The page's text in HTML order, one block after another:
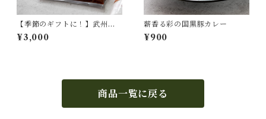
【季節のギフトに！】武州黒
毛和牛と麦みその濃厚ボロネ
ーゼソース×2セット
¥3,000
薪香る彩の国黒豚カレー
¥900
商品一覧に戻る